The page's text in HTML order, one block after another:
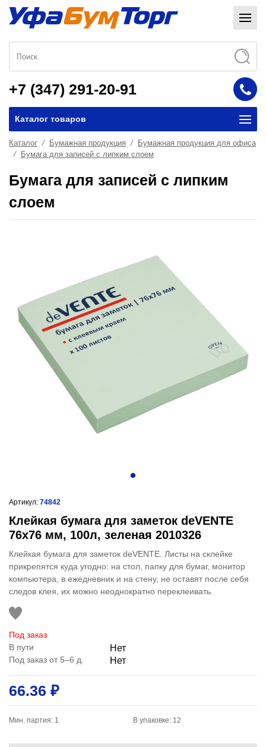
+7 (347) 291-20-91
Каталог товаров
Каталог Бумажная продукция
Бумажная продукция для офиса
Бумага для записей с липким слоем
Бумага для записей с липким
слоем
Артикул: 74842
Клейкая бумага для заметок deVENTE
76x76 мм, 100л, зеленая 2010326
Клейкая бумага для заметок deVENTE. Листы на склейке
прикрепятся куда угодно: на стол, папку для бумаг, монитор
компьютера, в ежедневник и на стену, не оставят после себя
следов клея, их можно неоднократно переклеивать.
Под заказ
В пути
Нет
Под заказ от 5–6 д. Нет
66.36 ₽
Мин. партия: 1 В упаковке: 12